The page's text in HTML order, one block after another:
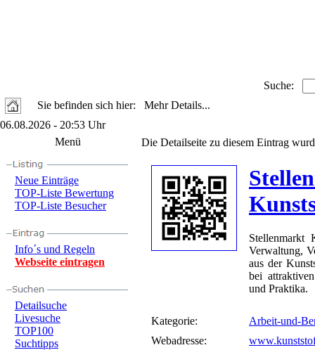
Suche:
Sie befinden sich hier: Mehr Details...
06.08.2026 - 20:53 Uhr
Menü
Neue Einträge
TOP-Liste Bewertung
TOP-Liste Besucher
Info´s und Regeln
Webseite eintragen
Detailsuche
Livesuche
TOP100
Suchtipps
Die Detailseite zu diesem Eintrag
Stellenmarkt
Verwaltung,
aus der
bei
und Praktika.
Kategorie:
Arbeit-und-
Webadresse: